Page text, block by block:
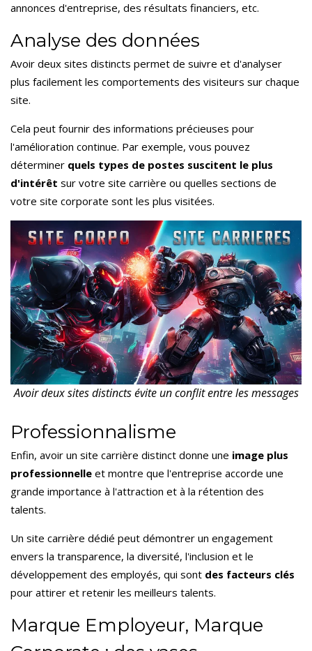
annonces d'entreprise, des résultats financiers, etc.
Analyse des données
Avoir deux sites distincts permet de suivre et d'analyser
plus facilement les comportements des visiteurs sur chaque
site.
Cela peut fournir des informations précieuses pour
l'amélioration continue. Par exemple, vous pouvez
déterminer quels types de postes suscitent le plus
d'intérêt sur votre site carrière ou quelles sections de
votre site corporate sont les plus visitées.
Avoir deux sites distincts évite un conflit entre les messages
Professionnalisme
Enfin, avoir un site carrière distinct donne une image plus
professionnelle et montre que l'entreprise accorde une
grande importance à l'attraction et à la rétention des
talents.
Un site carrière dédié peut démontrer un engagement
envers la transparence, la diversité, l'inclusion et le
développement des employés, qui sont des facteurs clés
pour attirer et retenir les meilleurs talents.
Marque Employeur, Marque